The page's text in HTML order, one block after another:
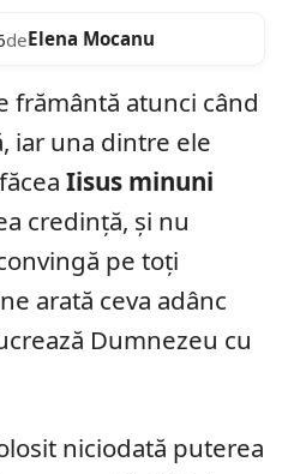
deElena Mocanu
frământă atunci când
iar una dintre ele
Iisus minuni
credință, și nu
pe toți
arată ceva adânc
Dumnezeu cu
niciodată puterea